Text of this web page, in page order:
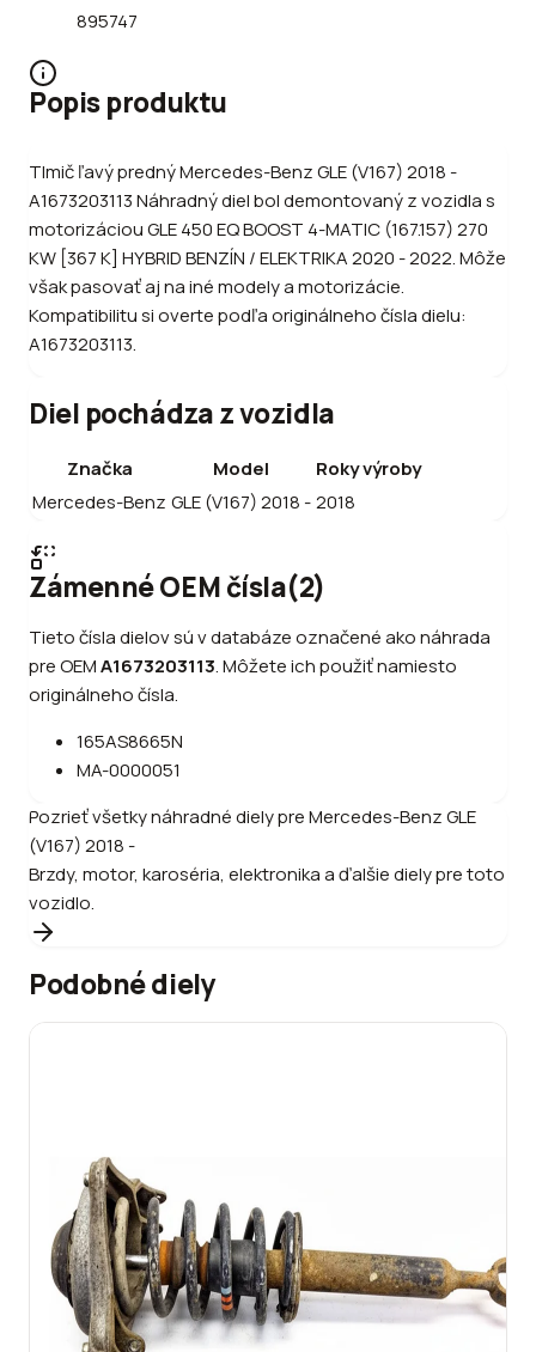
895747
Popis produktu
Tlmič ľavý predný Mercedes-Benz GLE (V167) 2018 -
A1673203113 Náhradný diel bol demontovaný z vozidla s
motorizáciou GLE 450 EQ BOOST 4-MATIC (167.157) 270
KW [367 K] HYBRID BENZÍN / ELEKTRIKA 2020 - 2022. Môže
však pasovať aj na iné modely a motorizácie.
Kompatibilitu si overte podľa originálneho čísla dielu:
A1673203113.
Diel pochádza z vozidla
Značka Model
Roky výroby
Mercedes-Benz GLE (V167) 2018 -2018
Zámenné OEM čísla(2)
Tieto čísla dielov sú v databáze označené ako náhrada
pre OEMA1673203113.Môžete ich použiť namiesto
originálneho čísla.
165AS8665N
MA-0000051
Pozrieť všetky náhradné diely preMercedes-BenzGLE
(V167) 2018 -
Brzdy, motor, karoséria, elektronika a ďalšie diely pre toto
vozidlo.
Podobné diely